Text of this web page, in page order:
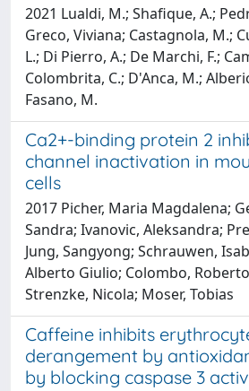
2021 Lualdi, M.; Shafique, A.;
Greco, Viviana; Castagnola, M.;
L.; Di Pierro, A.; De Marchi, F.;
Colombrita, C.; D'Anca, M.;
Fasano, M.
Ca2+-binding protein 2
channel inactivation in
cells
2017 Picher, Maria Magdalena;
Sandra; Ivanovic, Aleksandra;
Jung, Sangyong; Schrauwen,
Alberto Giulio; Colombo,
Strenzke, Nicola; Moser, Tobias
Caffeine inhibits
derangement by
by blocking caspase 3